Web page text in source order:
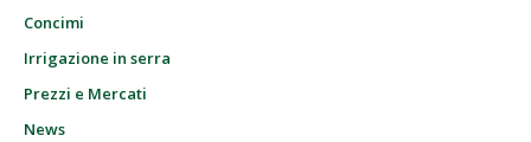
Concimi
Irrigazione in serra
Prezzi e Mercati
News